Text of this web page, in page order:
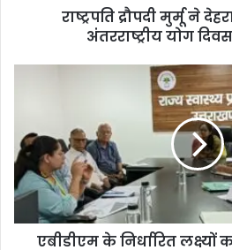
राष्ट्रपति द्रौपदी मुर्मू ने
अंतरराष्ट्रीय योग
एबीडीएम के निर्धारित